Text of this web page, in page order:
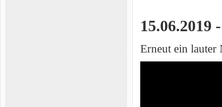
15.06.2019
Erneut ein lauter